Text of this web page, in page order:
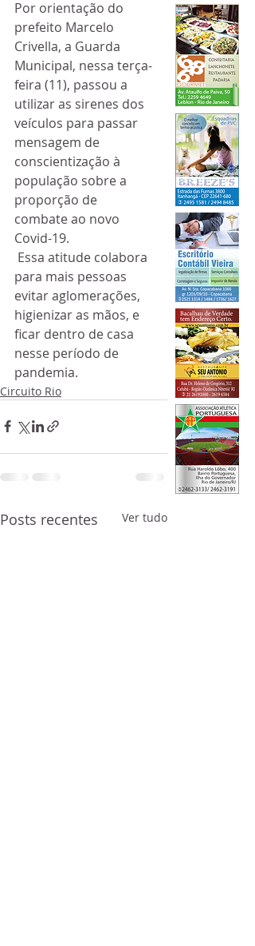
Por orientação do
prefeito Marcelo
Crivella, a Guarda
Municipal, nessa terça-
feira (11), passou a
utilizar as sirenes dos
veículos para passar
mensagem de
conscientização à
população sobre a
proporção de
combate ao novo
Covid-19.
para mais pessoas
evitar aglomerações,
higienizar as mãos, e
ficar dentro de casa
nesse período de
pandemia.
Circuito Rio
Posts recentes Ver tudo